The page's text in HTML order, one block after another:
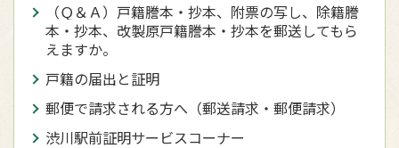
（Ｑ＆Ａ）戸籍謄本・抄本、附票の写し、除籍謄
本・抄本、改製原戸籍謄本・抄本を郵送してもら
えますか。
戸籍の届出と証明
郵便で請求される方へ（郵送請求・郵便請求）
渋川駅前証明サービスコーナー